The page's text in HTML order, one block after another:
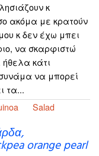
κ
ακόμα με κρατούν
κ δεν έχω μπει
να σκαρφιστώ
ήθελα κάτι
συνάμα να μπορεί
τα...
Salad
orange pearl